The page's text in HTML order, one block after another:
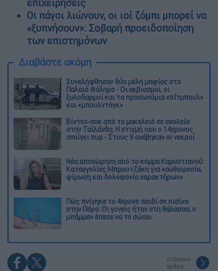
επιχειρήσεις
Οι πάγοι λιώνουν, οι ιοί ζόμπι μπορεί να
«ξυπνήσουν»: Σοβαρή προειδοποίηση
των επιστημόνων
Διαβάστε ακόμη
Συνελήφθησαν δύο μέλη μαφίας στο
Παλαιό Φάληρο - Οι εκβιασμοί, οι
ξυλοδαρμοί και τα προσωνύμια «πίτμπουλ»
και «μπουλντόγκ»
Βίντεο-σοκ από το μακελειό σε σχολείο
στην Ταϊλάνδη: Η στιγμή που ο 14χρονος
ανοίγει πυρ - Στους 9 ανέβηκαν οι νεκροί
Νέα αποχώρηση από το κόμμα Καρυστιανού:
Καταγγελίες Μπρουτζάκη για «αυθαιρεσία,
φίμωση και δολοφονία χαρακτήρων»
Πώς πνίγηκε το 4χρονο παιδί σε πισίνα
στην Πάρο: Οι γονείς ήταν στη θάλασσα, ο
μπάρμαν έπεσε να το σώσει
επόμενο
άρθρο